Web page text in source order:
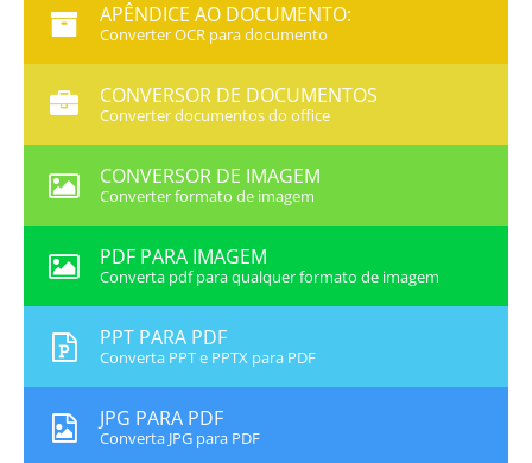
APÊNDICE AO DOCUMENTO:
Converter OCR para documento
CONVERSOR DE DOCUMENTOS
Converter documentos do office
CONVERSOR DE IMAGEM
Converter formato de imagem
PDF PARA IMAGEM
Converta pdf para qualquer formato de imagem
PPT PARA PDF
Converta PPT e PPTX para PDF
JPG PARA PDF
Converta JPG para PDF